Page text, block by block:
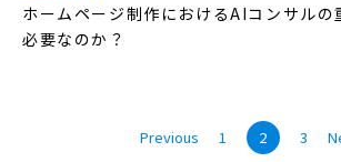
ホームページ制作におけるAIコンサルの
必要なのか？
Previous 1 2 3